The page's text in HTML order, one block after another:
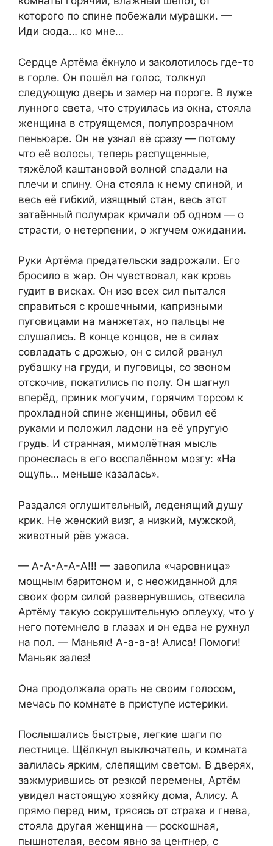
которого по спине побежали мурашки. —
Иди сюда… ко мне…
Сердце Артёма ёкнуло и заколотилось где-то
в горле. Он пошёл на голос, толкнул
следующую дверь и замер на пороге. В луже
лунного света, что струилась из окна, стояла
женщина в струящемся, полупрозрачном
пеньюаре. Он не узнал её сразу — потому
что её волосы, теперь распущенные,
тяжёлой каштановой волной спадали на
плечи и спину. Она стояла к нему спиной, и
весь её гибкий, изящный стан, весь этот
затаённый полумрак кричали об одном — о
страсти, о нетерпении, о жгучем ожидании.
Руки Артёма предательски задрожали. Его
бросило в жар. Он чувствовал, как кровь
гудит в висках. Он изо всех сил пытался
справиться с крошечными, капризными
пуговицами на манжетах, но пальцы не
слушались. В конце концов, не в силах
совладать с дрожью, он с силой рванул
рубашку на груди, и пуговицы, со звоном
отскочив, покатились по полу. Он шагнул
вперёд, приник могучим, горячим торсом к
прохладной спине женщины, обвил её
руками и положил ладони на её упругую
грудь. И странная, мимолётная мысль
пронеслась в его воспалённом мозгу: «На
ощупь… меньше казалась».
Раздался оглушительный, леденящий душу
крик. Не женский визг, а низкий, мужской,
животный рёв ужаса.
— А-А-А-А-А!!! — завопила «чаровница»
мощным баритоном и, с неожиданной для
своих форм силой развернувшись, отвесила
Артёму такую сокрушительную оплеуху, что у
него потемнело в глазах и он едва не рухнул
на пол. — Маньяк! А-а-а-а! Алиса! Помоги!
Маньяк залез!
Она продолжала орать не своим голосом,
мечась по комнате в приступе истерики.
Послышались быстрые, легкие шаги по
лестнице. Щёлкнул выключатель, и комната
залилась ярким, слепящим светом. В дверях,
зажмурившись от резкой перемены, Артём
увидел настоящую хозяйку дома, Алису. А
прямо перед ним, трясясь от страха и гнева,
стояла другая женщина — роскошная,
пышнотелая, весом явно за центнер, с